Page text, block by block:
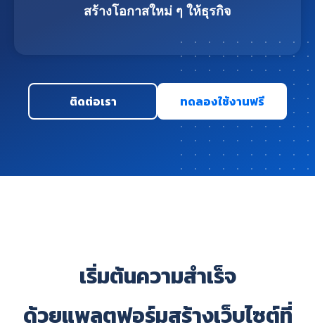
สร้างโอกาสใหม่ ๆ ให้ธุรกิจ
ติดต่อเรา ทดลองใช้งานฟรี
เริ่มต้นความสำเร็จ
ด้วยแพลตฟอร์มสร้างเว็บไซต์ที่